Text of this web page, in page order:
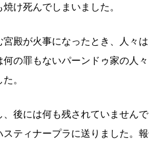
け死んでしまいました。
殿が火事になったとき、人々
の罪もないパーンドゥ家の人
。
後には何も残されていません
ティナープラに送りました。